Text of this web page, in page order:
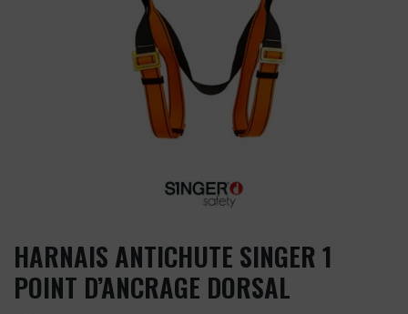
HARNAIS ANTICHUTE SINGER 1
POINT D’ANCRAGE DORSAL